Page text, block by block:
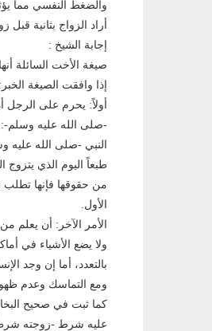
والضغط النفسي مما
أراد الزواج بثانية
إجابة الشيخ :
صيغة الأخت السائلة
إذا وافقت الصيغة الخبر:
أولاً: يحرم على الرجل
-صلى الله عليه وسلم-:
النبي -صلى الله عليه
طبعاً اليوم الذي يتزوج
من حقوقها فإنها تطلب
الأول.
الأمر الآخر: أن يعلم
ولا يضع الأشياء في
بالتعدد، أما إن وجد
ومع التماسك وعدم
كما ثبت في صحيح
عليه شرط -زوجته